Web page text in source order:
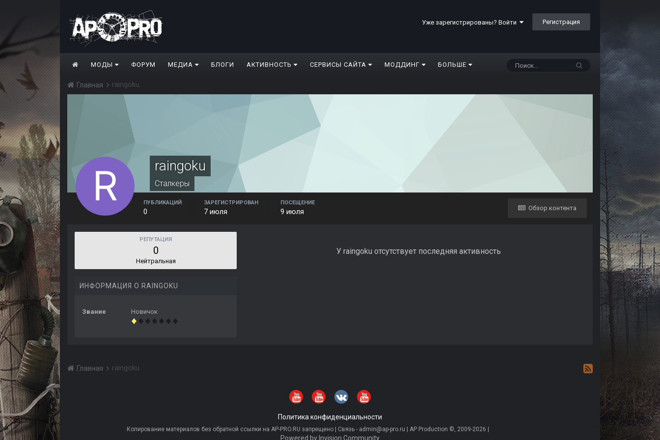
Уже зарегистрированы? Войти Регистрация
МОДЫ ФОРУМ МЕДИА БЛОГИ АКТИВНОСТЬ СЕРВИСЫ САЙТА МОДДИНГ БОЛЬШЕ
Главная raingoku
raingoku
Сталкеры
Обзор контента
ПУБЛИКАЦИЙ
0
ЗАРЕГИСТРИРОВАН
7 июля
ПОСЕЩЕНИЕ
9 июля
РЕПУТАЦИЯ
0
Нейтральная
ИНФОРМАЦИЯ О RAINGOKU
Звание Новичок
У raingoku отсутствует последняя активность
Главная raingoku
Политика конфиденциальности
Копирование материалов без обратной ссылки на AP-PRO.RU запрещено | Связь - admin@ap-pro.ru | AP Production ©, 2009-2026 |
Powered by Invision Community